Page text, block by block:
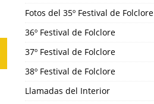
Fotos del 35º Festival de Folclore
36º Festival de Folclore
37º Festival de Folclore
38º Festival de Folclore
Llamadas del Interior